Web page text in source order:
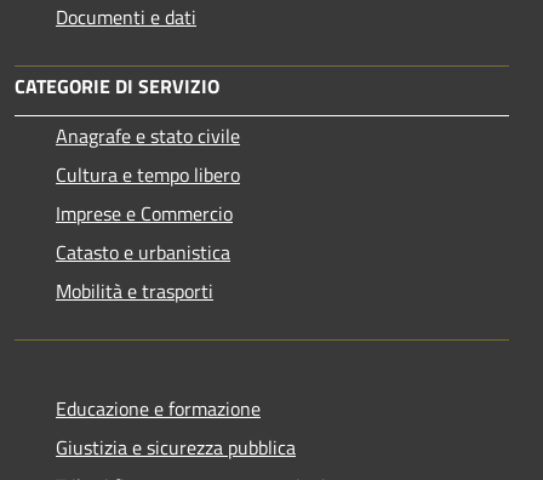
Documenti e dati
CATEGORIE DI SERVIZIO
Anagrafe e stato civile
Cultura e tempo libero
Imprese e Commercio
Catasto e urbanistica
Mobilità e trasporti
Educazione e formazione
Giustizia e sicurezza pubblica